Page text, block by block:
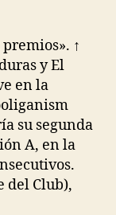
↑
y El
en la
su segunda
A, en la
del Club),